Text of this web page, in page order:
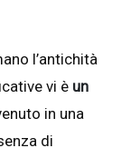
l’antichità
vi è un
in una
di